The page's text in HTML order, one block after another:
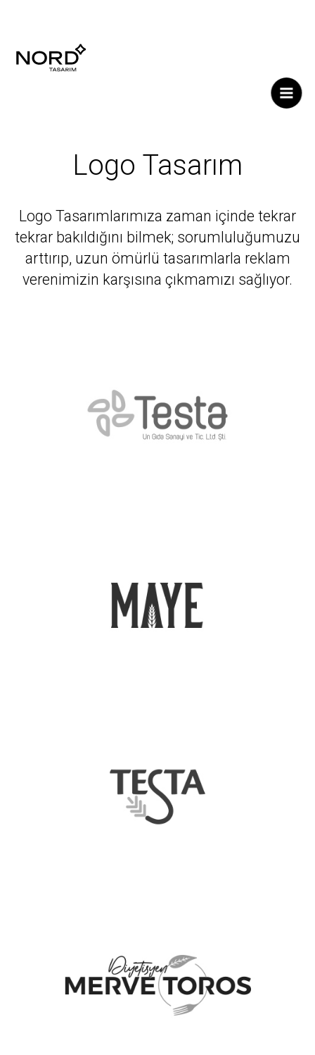
Logo Tasarım
Logo Tasarımlarımıza zaman içinde tekrar
tekrar bakıldığını bilmek; sorumluluğumuzu
arttırıp, uzun ömürlü tasarımlarla reklam
verenimizin karşısına çıkmamızı sağlıyor.